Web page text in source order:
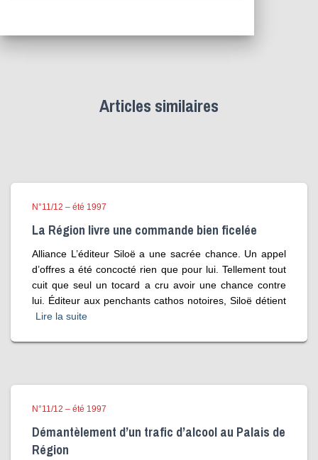
Articles similaires
N°11/12 – été 1997
La Région livre une commande bien ficelée
Alliance L’éditeur Siloë a une sacrée chance. Un appel
d’offres a été concocté rien que pour lui. Tellement tout
cuit que seul un tocard a cru avoir une chance contre
lui. Éditeur aux penchants cathos notoires, Siloë détient
Lire la suite
N°11/12 – été 1997
Démantèlement d’un trafic d’alcool au Palais de
Région